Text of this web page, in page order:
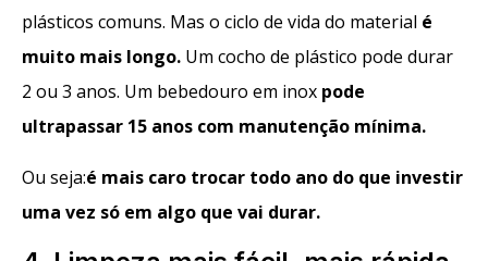
plásticos comuns. Mas o ciclo de vida do material é
muito mais longo. Um cocho de plástico pode durar
2 ou 3 anos. Um bebedouro em inox pode
ultrapassar 15 anos com manutenção mínima.
Ou seja:é mais caro trocar todo ano do que investir
uma vez só em algo que vai durar.